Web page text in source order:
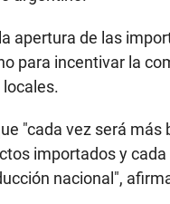
apertura de las
para incentivar la
locales.
"cada vez será más
importados y cada
nacional",